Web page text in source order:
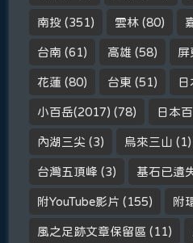
南投 (351) 雲林 (80)
台南 (61) 高雄 (58) 屏
花蓮 (80) 台東 (51) 日
小百岳(2017) (78) 日本
內湖三尖 (3) 烏來三山 (1)
台灣五頂峰 (3) 基石已遺
附YouTube影片 (155) 附
風之足跡文章保留區 (11)